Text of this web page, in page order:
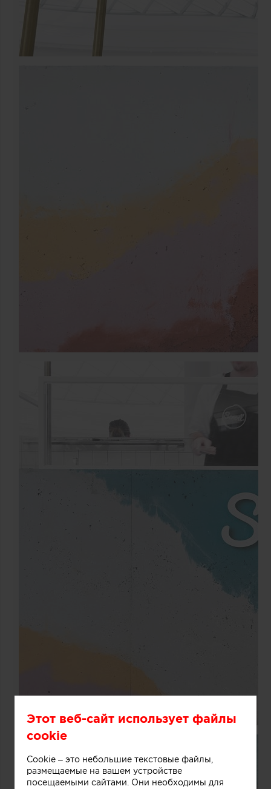
Этот веб-сайт использует файлы
cookie
Cookie – это небольшие текстовые файлы,
размещаемые на вашем устройстве
посещаемыми сайтами. Они необходимы для